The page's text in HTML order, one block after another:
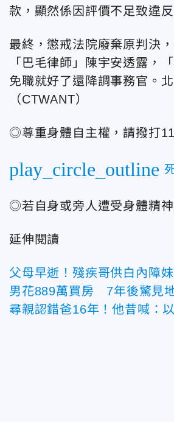
款，顯然係因評價不足致違
最終，懲戒法院廢棄原判決
「巴毛律師」陳宇安透露，
免職就好了還降調事務官。
（CTWANT）
◎尊重身體自主權，請撥打
play_circle_outline
◎若自身或旁人遭受身體精
延伸閱讀
父母早逝！殘疾哥供白內障
男花889萬買房 7年後驚見
尋親認錯爸16年！他昔喊：